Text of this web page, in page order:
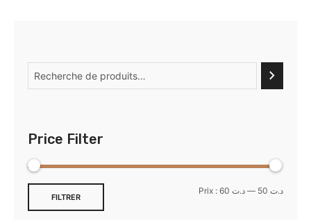
Price Filter
FILTRER
Prix : د.ت 50 — د.ت 60